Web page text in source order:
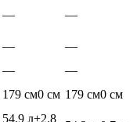
—
—
—
—
—
—
179 см0 см 179 см0 см
54.9 л+2.8